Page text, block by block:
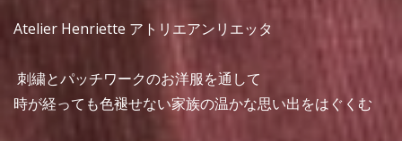
Atelier Henriette アトリエアンリエッタ
⁡ 刺繍とパッチワークのお洋服を通して
時が経っても色褪せない家族の温かな思い出をはぐくむ